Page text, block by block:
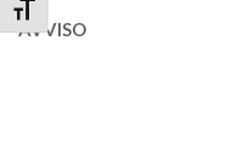
Attiva/disattiva dimensione
AVVISO